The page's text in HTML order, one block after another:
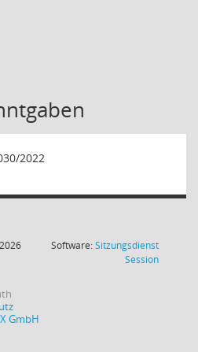
2022
Software:Sitzungsdienst
Session(Wird in
GmbH